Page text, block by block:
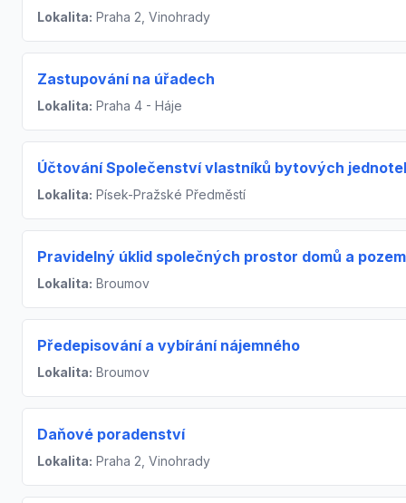
Lokalita: Praha 2, Vinohrady
Zastupování na úřadech
Lokalita: Praha 4 - Háje
Účtování Společenství vlastníků bytových
Lokalita: Písek-Pražské Předměstí
Pravidelný úklid společných prostor domů a
Lokalita: Broumov
Předepisování a vybírání nájemného
Lokalita: Broumov
Daňové poradenství
Lokalita: Praha 2, Vinohrady